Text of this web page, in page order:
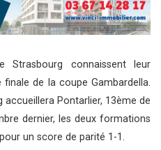
Strasbourg connaissent leur
de la coupe Gambardella.
accueillera Pontarlier, 13ème de
dernier, les deux formations
un score de parité 1-1.